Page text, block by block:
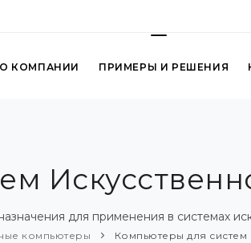
О КОМПАНИИ ПРИМЕРЫ И РЕШЕНИЯ
для применения в системах
компьютеры Компьютеры для систем